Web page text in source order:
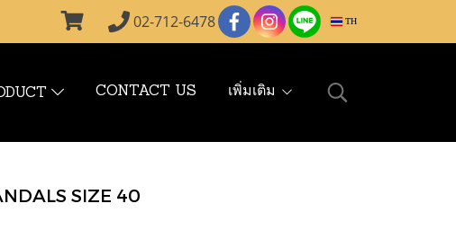
02-712-6478 TH
CONTACT US เพิ่มเติม
SIZE 40